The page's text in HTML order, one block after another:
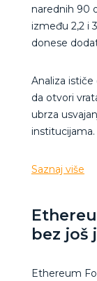
narednih 90
između 2,2 i
donese
Analiza
da otvori
ubrza
institucijama.
Saznaj više
bez još
Ethereum